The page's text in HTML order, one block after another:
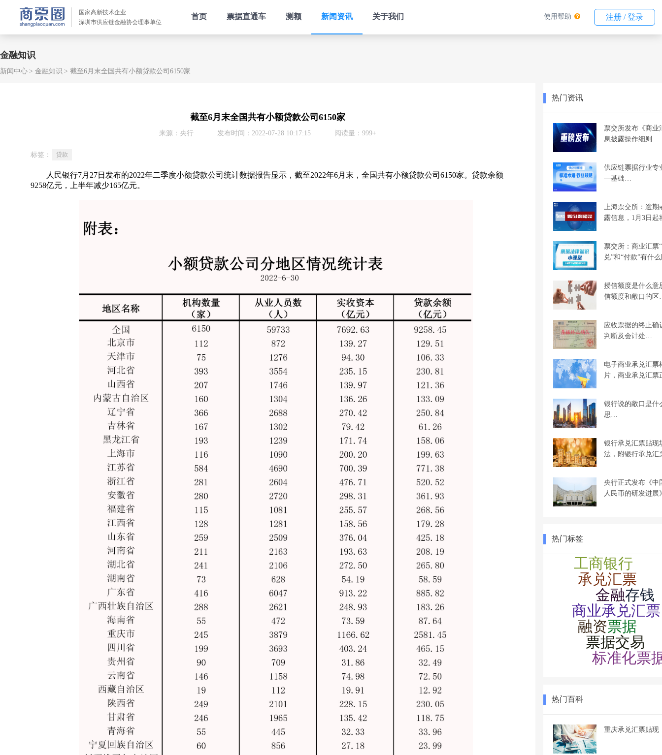
国家高新技术企业
深圳市供应链金融协会理事单位
首页 票据直通车 测额 新闻资讯 关于我们 使用帮助 注册 / 登录
金融知识
新闻中心 金融知识 截至6月末全国共有小额贷款公司6150家
截至6月末全国共有小额贷款公司6150家
来源：央行 发布时间：2022-07-28 10:17:15 阅读量：999+
标签： 贷款
人民银行7月27日发布的2022年二季度小额贷款公司统计数据报告显示，截至2022年6月末，全国共有小额贷款公司6150家。贷款余额
9258亿元，上半年减少165亿元。
热门资讯
票交所发布《商业
息披露操作细则…
供应链票据行业专
—基础…
上海票交所：逾期
露信息，1月3日
票交所：商业汇票
兑”和“付款”有什
授信额度是什么意
信额度和敞口的
应收票据的终止确
判断及会计处…
电子商业承兑汇票
片，商业承兑汇
银行说的敞口是什
思…
银行承兑汇票贴现
法，附银行承兑
央行正式发布《中
人民币的研发进
热门标签
热门百科
重庆承兑汇票贴现